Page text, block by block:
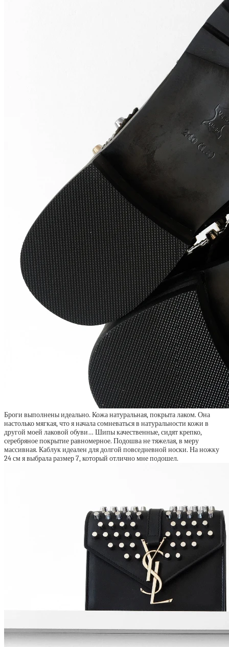
Броги выполнены идеально. Кожа натуральная, покрыта лаком. Она
настолько мягкая, что я начала сомневаться в натуральности кожи в
другой моей лаковой обуви… Шипы качественные, сидят крепко,
серебряное покрытие равномерное. Подошва не тяжелая, в меру
массивная. Каблук идеален для долгой повседневной носки. На ножку
24 см я выбрала размер 7, который отлично мне подошел.